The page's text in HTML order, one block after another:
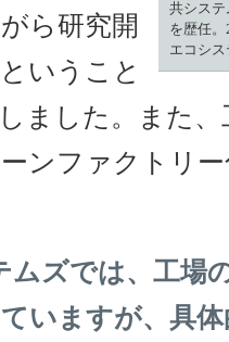
共シス
を歴任
エコシ
ら研究開
いうこと
ました。また
ンファクトリ
ムズでは、工場
いますが、具